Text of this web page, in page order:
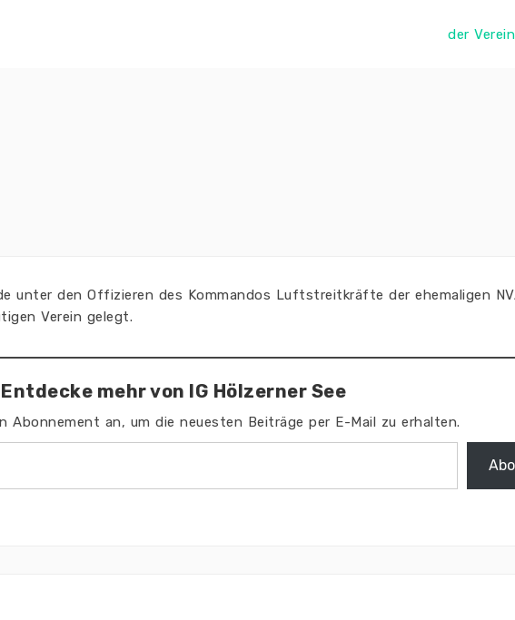
der Verein
unter den Offizieren des Kommandos Luftstreitkräfte der ehemaligen
Verein gelegt.
Entdecke mehr von IG Hölzerner See
Abonnement an, um die neuesten Beiträge per E-Mail zu erhalten.